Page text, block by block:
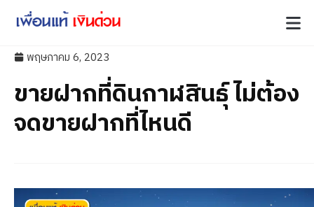
พฤษภาคม 6, 2023
ขายฝากที่ดินกาฬสินธุ์ ไม่ต้อง
จดขายฝากที่ไหนดี